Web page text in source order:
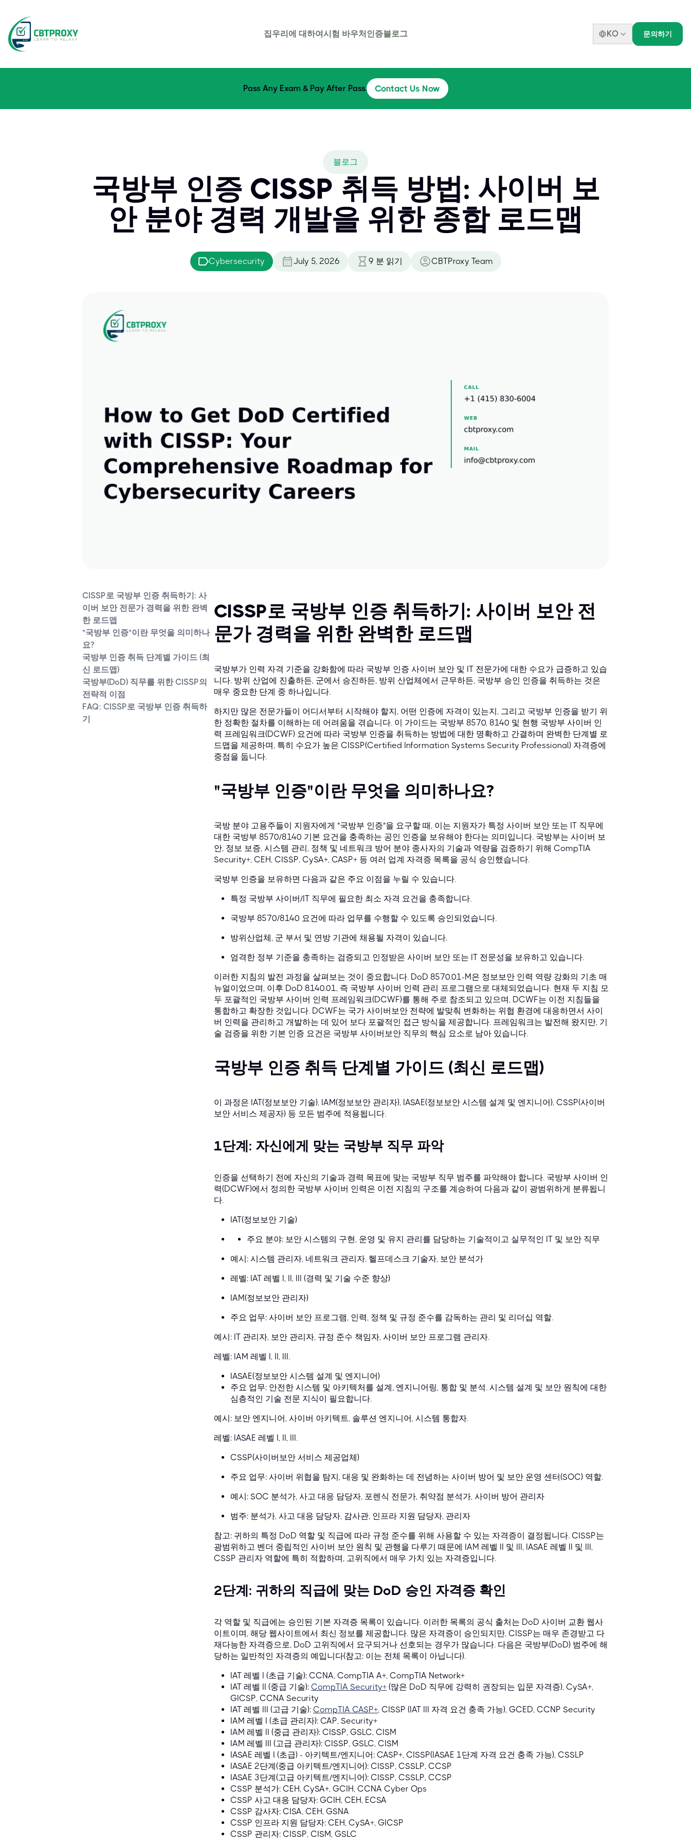
집우리에 대하여시험 바우처 인증블로그 KO 문의하기
Pass Any Exam & Pay After Pass. Contact Us Now
블로그
국방부 인증 CISSP 취득 방법: 사이버 보
안 분야 경력 개발을 위한 종합 로드맵
Cybersecurity July 5, 2026 9 분 읽기 CBTProxy Team
CISSP로 국방부 인증 취득하기: 사
이버 보안 전문가 경력을 위한 완벽
한 로드맵
"국방부 인증"이란 무엇을 의미하나
요?
국방부 인증 취득 단계별 가이드 (최
신 로드맵)
국방부(DoD) 직무를 위한 CISSP의
전략적 이점
FAQ: CISSP로 국방부 인증 취득하
기
CISSP로 국방부 인증 취득하기: 사이버 보안 전
문가 경력을 위한 완벽한 로드맵
국방부가 인력 자격 기준을 강화함에 따라 국방부 인증 사이버 보안 및 IT 전문가에 대한 수요가 급증하고 있습
니다. 방위 산업에 진출하든, 군에서 승진하든, 방위 산업체에서 근무하든, 국방부 승인 인증을 취득하는 것은
매우 중요한 단계 중 하나입니다.
하지만 많은 전문가들이 어디서부터 시작해야 할지, 어떤 인증에 자격이 있는지, 그리고 국방부 인증을 받기 위
한 정확한 절차를 이해하는 데 어려움을 겪습니다. 이 가이드는 국방부 8570, 8140 및 현행 국방부 사이버 인
력 프레임워크(DCWF) 요건에 따라 국방부 인증을 취득하는 방법에 대한 명확하고 간결하며 완벽한 단계별 로
드맵을 제공하며, 특히 수요가 높은 CISSP(Certified Information Systems Security Professional) 자격증에
중점을 둡니다.
"국방부 인증"이란 무엇을 의미하나요?
국방 분야 고용주들이 지원자에게 "국방부 인증"을 요구할 때, 이는 지원자가 특정 사이버 보안 또는 IT 직무에
대한 국방부 8570/8140 기본 요건을 충족하는 공인 인증을 보유해야 한다는 의미입니다. 국방부는 사이버 보
안, 정보 보증, 시스템 관리, 정책 및 네트워크 방어 분야 종사자의 기술과 역량을 검증하기 위해 CompTIA
Security+, CEH, CISSP, CySA+, CASP+ 등 여러 업계 자격증 목록을 공식 승인했습니다.
국방부 인증을 보유하면 다음과 같은 주요 이점을 누릴 수 있습니다.
특정 국방부 사이버/IT 직무에 필요한 최소 자격 요건을 충족합니다.
국방부 8570/8140 요건에 따라 업무를 수행할 수 있도록 승인되었습니다.
방위산업체, 군 부서 및 연방 기관에 채용될 자격이 있습니다.
엄격한 정부 기준을 충족하는 검증되고 인정받은 사이버 보안 또는 IT 전문성을 보유하고 있습니다.
이러한 지침의 발전 과정을 살펴보는 것이 중요합니다. DoD 8570.01-M은 정보보안 인력 역량 강화의 기초 매
뉴얼이었으며, 이후 DoD 8140.01, 즉 국방부 사이버 인력 관리 프로그램으로 대체되었습니다. 현재 두 지침 모
두 포괄적인 국방부 사이버 인력 프레임워크(DCWF)를 통해 주로 참조되고 있으며, DCWF는 이전 지침들을
통합하고 확장한 것입니다. DCWF는 국가 사이버보안 전략에 발맞춰 변화하는 위협 환경에 대응하면서 사이
버 인력을 관리하고 개발하는 데 있어 보다 포괄적인 접근 방식을 제공합니다. 프레임워크는 발전해 왔지만, 기
술 검증을 위한 기본 인증 요건은 국방부 사이버보안 직무의 핵심 요소로 남아 있습니다.
국방부 인증 취득 단계별 가이드 (최신 로드맵)
이 과정은 IAT(정보보안 기술), IAM(정보보안 관리자), IASAE(정보보안 시스템 설계 및 엔지니어), CSSP(사이버
보안 서비스 제공자) 등 모든 범주에 적용됩니다.
1단계: 자신에게 맞는 국방부 직무 파악
인증을 선택하기 전에 자신의 기술과 경력 목표에 맞는 국방부 직무 범주를 파악해야 합니다. 국방부 사이버 인
력(DCWF)에서 정의한 국방부 사이버 인력은 이전 지침의 구조를 계승하여 다음과 같이 광범위하게 분류됩니
다.
IAT(정보보안 기술)
주요 분야: 보안 시스템의 구현, 운영 및 유지 관리를 담당하는 기술적이고 실무적인 IT 및 보안 직무
예시: 시스템 관리자, 네트워크 관리자, 헬프데스크 기술자, 보안 분석가
레벨: IAT 레벨 I, II, III (경력 및 기술 수준 향상)
IAM(정보보안 관리자)
주요 업무: 사이버 보안 프로그램, 인력, 정책 및 규정 준수를 감독하는 관리 및 리더십 역할.
예시: IT 관리자, 보안 관리자, 규정 준수 책임자, 사이버 보안 프로그램 관리자.
레벨: IAM 레벨 I, II, III.
IASAE(정보보안 시스템 설계 및 엔지니어)
주요 업무: 안전한 시스템 및 아키텍처를 설계, 엔지니어링, 통합 및 분석. 시스템 설계 및 보안 원칙에 대한
심층적인 기술 전문 지식이 필요합니다.
예시: 보안 엔지니어, 사이버 아키텍트, 솔루션 엔지니어, 시스템 통합자.
레벨: IASAE 레벨 I, II, III.
CSSP(사이버보안 서비스 제공업체)
주요 업무: 사이버 위협을 탐지, 대응 및 완화하는 데 전념하는 사이버 방어 및 보안 운영 센터(SOC) 역할.
예시: SOC 분석가, 사고 대응 담당자, 포렌식 전문가, 취약점 분석가, 사이버 방어 관리자
범주: 분석가, 사고 대응 담당자, 감사관, 인프라 지원 담당자, 관리자
참고: 귀하의 특정 DoD 역할 및 직급에 따라 규정 준수를 위해 사용할 수 있는 자격증이 결정됩니다. CISSP는
광범위하고 벤더 중립적인 사이버 보안 원칙 및 관행을 다루기 때문에 IAM 레벨 II 및 III, IASAE 레벨 II 및 III,
CSSP 관리자 역할에 특히 적합하며, 고위직에서 매우 가치 있는 자격증입니다.
2단계: 귀하의 직급에 맞는 DoD 승인 자격증 확인
각 역할 및 직급에는 승인된 기본 자격증 목록이 있습니다. 이러한 목록의 공식 출처는 DoD 사이버 교환 웹사
이트이며, 해당 웹사이트에서 최신 정보를 제공합니다. 많은 자격증이 승인되지만, CISSP는 매우 존경받고 다
재다능한 자격증으로, DoD 고위직에서 요구되거나 선호되는 경우가 많습니다. 다음은 국방부(DoD) 범주에 해
당하는 일반적인 자격증의 예입니다(참고: 이는 전체 목록이 아닙니다).
IAT 레벨 I (초급 기술): CCNA, CompTIA A+, CompTIA Network+
IAT 레벨 II (중급 기술): CompTIA Security+ (많은 DoD 직무에 강력히 권장되는 입문 자격증), CySA+,
GICSP, CCNA Security
IAT 레벨 III (고급 기술): CompTIA CASP+, CISSP (IAT III 자격 요건 충족 가능), GCED, CCNP Security
IAM 레벨 I (초급 관리자): CAP, Security+
IAM 레벨 II (중급 관리자): CISSP, GSLC, CISM
IAM 레벨 III (고급 관리자): CISSP, GSLC, CISM
IASAE 레벨 I (초급) - 아키텍트/엔지니어: CASP+, CISSP(IASAE 1단계 자격 요건 충족 가능), CSSLP
IASAE 2단계(중급 아키텍트/엔지니어): CISSP, CSSLP, CCSP
IASAE 3단계(고급 아키텍트/엔지니어): CISSP, CSSLP, CCSP
CSSP 분석가: CEH, CySA+, GCIH, CCNA Cyber Ops
CSSP 사고 대응 담당자: GCIH, CEH, ECSA
CSSP 감사자: CISA, CEH, GSNA
CSSP 인프라 지원 담당자: CEH, CySA+, GICSP
CSSP 관리자: CISSP, CISM, GSLC